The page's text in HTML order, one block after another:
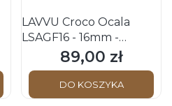
LAVVU Croco Ocala
LSAGF16 - 16mm -
BEŻOWY - Skórzany
pasek do zegarka
Cena
89,00 zł
DO KOSZYKA